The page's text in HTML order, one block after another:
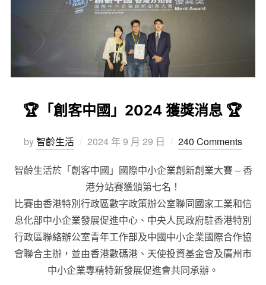
🏆「創客中國」2024 獲獎消息 🏆
by智齡生活 2024 年 9 月 29 日 240 Comments
智齡生活於「創客中國」國際中小企業創新創業大賽 – 香
港分站賽獲頒第七名！
比賽由香港特別行政區數字政策辦公室聯同國家工業和信
息化部中小企業發展促進中心、中央人民政府駐香港特別
行政區聯絡辦公室青年工作部及中國中小企業國際合作協
會聯合主辦，並由香港數碼港、天使投資基金會及廣州市
中小企業專精特新發展促進會共同承辦。